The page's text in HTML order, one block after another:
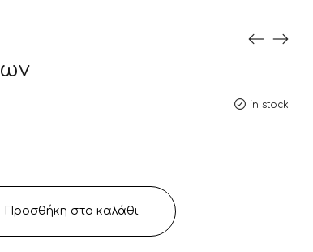
in stock
Προσθήκη στο καλάθι